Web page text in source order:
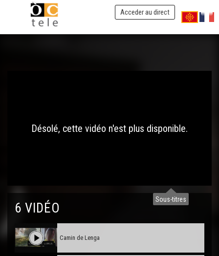
Acceder au direct
Sous-titres
Désolé, cette vidéo n'est plus disponible.
6 VIDÉO
Camin de Lenga